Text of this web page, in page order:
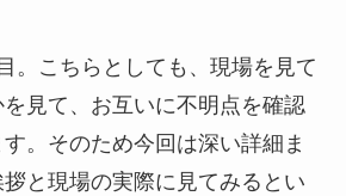
。こちらとしても、現場を見て
見て、お互いに不明点を確認
。そのため今回は深い詳細ま
と現場の実際に見てみるとい